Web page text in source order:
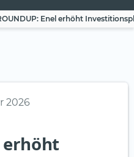
Enel erhöht
2026
erhöht